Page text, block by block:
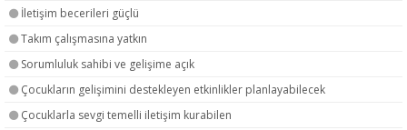
İletişim becerileri güçlü
Takım çalışmasına yatkın
Sorumluluk sahibi ve gelişime açık
Çocukların gelişimini destekleyen etkinlikler planlayabilecek
Çocuklarla sevgi temelli iletişim kurabilen